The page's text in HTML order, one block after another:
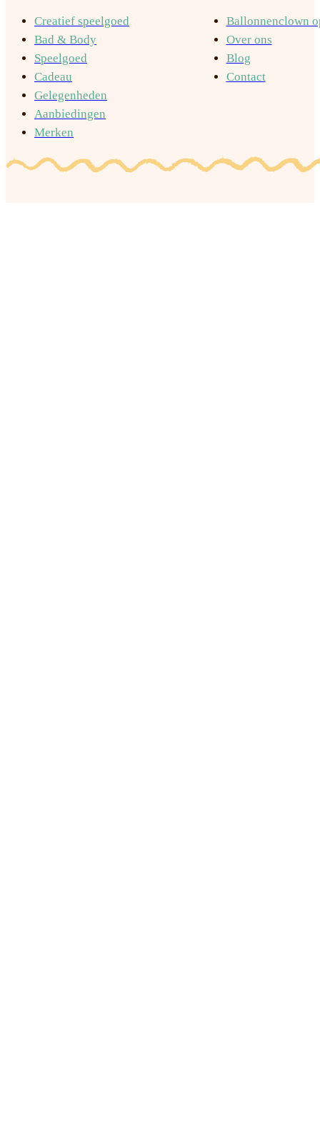
Creatief speelgoed
Bad & Body
Speelgoed
Cadeau
Gelegenheden
Aanbiedingen
Merken
Ballonnenclown
Over ons
Blog
Contact